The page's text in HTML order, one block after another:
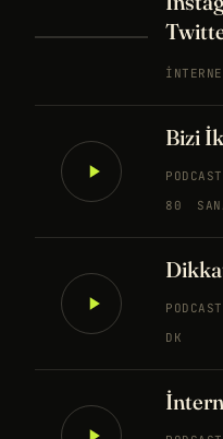
Bizi
PODCAST
80
PODCAST
DK